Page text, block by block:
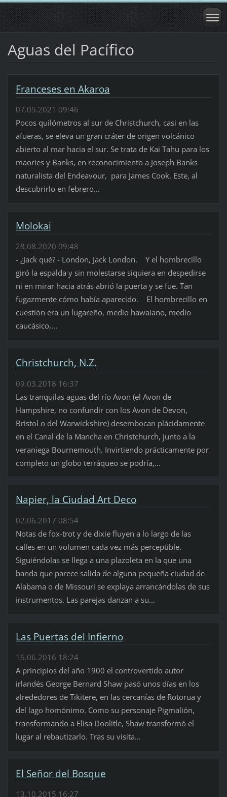
Aguas del Pacífico
Franceses en Akaroa
07.05.2021 09:46
Pocos quilómetros al sur de Christchurch, casi en las
afueras, se eleva un gran cráter de origen volcánico
abierto al mar hacia el sur. Se trata de Kai Tahu para los
maoríes y Banks, en reconocimiento a Joseph Banks
naturalista del Endeavour, para James Cook. Este, al
descubrirlo en febrero...
Molokai
28.08.2020 09:48
- ¿Jack qué? - London, Jack London. Y el hombrecillo
giró la espalda y sin molestarse siquiera en despedirse
ni en mirar hacia atrás abrió la puerta y se fue. Tan
fugazmente cómo había aparecido. El hombrecillo en
cuestión era un lugareño, medio hawaiano, medio
caucásico,...
Christchurch, N.Z.
09.03.2018 16:37
Las tranquilas aguas del río Avon (el Avon de
Hampshire, no confundir con los Avon de Devon,
Bristol o del Warwickshire) desembocan plácidamente
en el Canal de la Mancha en Christchurch, junto a la
veraniega Bournemouth. Invirtiendo prácticamente por
completo un globo terráqueo se podría,...
Napier, la Ciudad Art Deco
02.06.2017 08:54
Notas de fox-trot y de dixie fluyen a lo largo de las
calles en un volumen cada vez más perceptible.
Siguiéndolas se llega a una plazoleta en la que una
banda que parece salida de alguna pequeña ciudad de
Alabama o de Missouri se explaya arrancándolas de sus
instrumentos. Las parejas danzan a su...
Las Puertas del Infierno
16.06.2016 18:24
A principios del año 1900 el controvertido autor
irlandés George Bernard Shaw pasó unos días en los
alrededores de Tikitere, en las cercanías de Rotorua y
del lago homónimo. Como su personaje Pigmalión,
transformando a Elisa Doolitle, Shaw transformó el
lugar al rebautizarlo. Tras su visita...
El Señor del Bosque
13.10.2015 16:27